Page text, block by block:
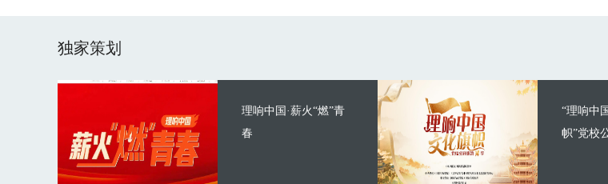
独家策划
理响中国·薪火“燃”青
春
“理响中
帜”党校